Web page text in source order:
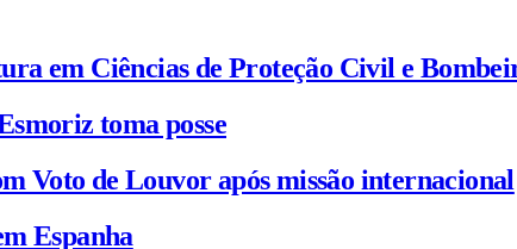
em Ciências de Proteção Civil e
toma posse
Voto de Louvor após missão internacional
Espanha